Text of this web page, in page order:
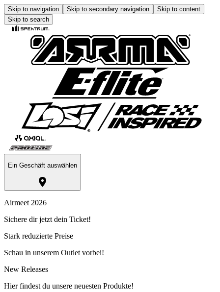
Skip to navigation Skip to secondary navigation
Skip to content
Skip to search
Ein Geschäft auswählen
Airmeet 2026
Sichere dir jetzt dein Ticket!
Stark reduzierte Preise
Schau in unserem Outlet vorbei!
New Releases
Hier findest du unsere neuesten Produkte!